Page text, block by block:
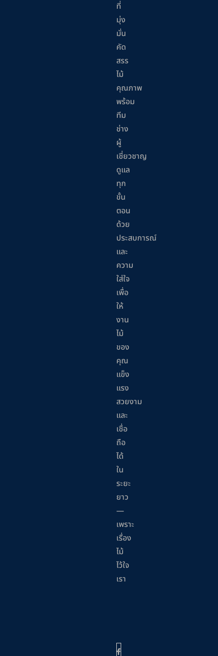
ที่
มุ่ง
มั่น
คัด
สรร
ไม้
คุณภาพ
พร้อม
ทีม
ช่าง
ผู้
เชี่ยวชาญ
ดูแล
ทุก
ขั้น
ตอน
ด้วย
ประสบการณ์
และ
ความ
ใส่ใจ
เพื่อ
ให้
งาน
ไม้
ของ
คุณ
แข็ง
แรง
สวยงาม
และ
เชื่อ
ถือ
ได้
ใน
ระยะ
ยาว
—
เพราะ
เรื่อง
ไม้
ไว้ใจ
เรา